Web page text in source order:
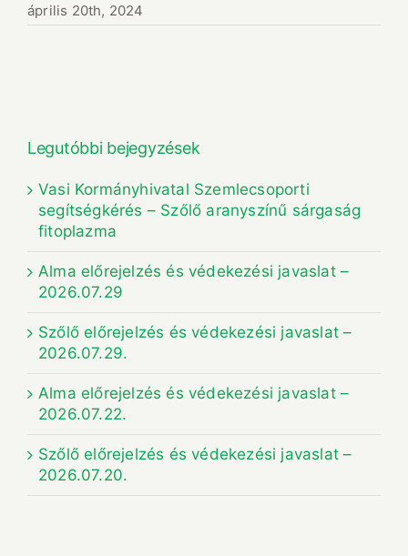
április 20th, 2024
Legutóbbi bejegyzések
Vasi Kormányhivatal Szemlecsoporti
segítségkérés – Szőlő aranyszínű sárgaság
fitoplazma
Alma előrejelzés és védekezési javaslat –
2026.07.29
Szőlő előrejelzés és védekezési javaslat –
2026.07.29.
Alma előrejelzés és védekezési javaslat –
2026.07.22.
Szőlő előrejelzés és védekezési javaslat –
2026.07.20.